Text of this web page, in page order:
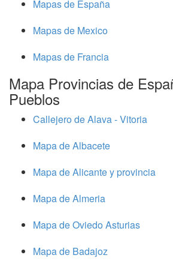
Mapas de España
Mapas de Mexico
Mapas de Francia
Mapa Provincias de
Pueblos
Callejero de Alava - Vitoria
Mapa de Albacete
Mapa de Alicante y provincia
Mapa de Almeria
Mapa de Oviedo Asturias
Mapa de Badajoz